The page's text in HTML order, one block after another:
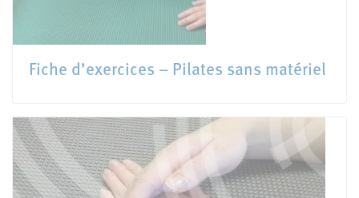
Fiche d’exercices – Pilates sans matériel